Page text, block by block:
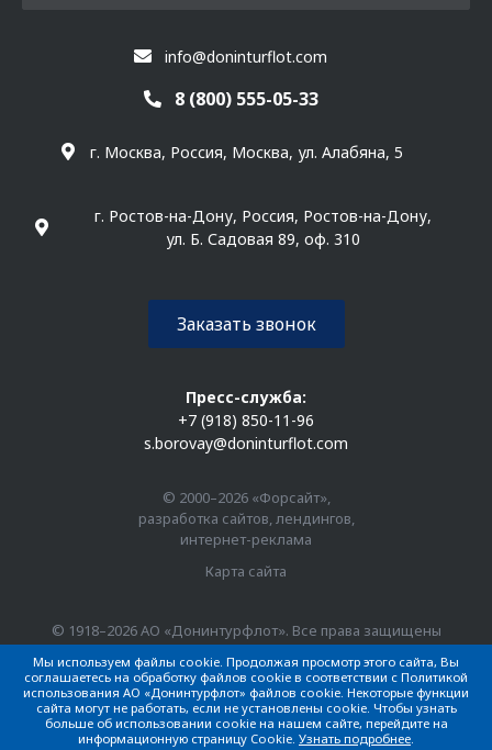
info@doninturflot.com
8 (800) 555-05-33
г. Москва, Россия, Москва, ул. Алабяна, 5
г. Ростов-на-Дону, Россия, Ростов-на-Дону,
ул. Б. Садовая 89, оф. 310
Заказать звонок
Пресс-служба:
+7 (918) 850-11-96
s.borovay@doninturflot.com
© 2000–2026 «Форсайт»,
разработка сайтов, лендингов,
интернет-реклама
Карта сайта
© 1918–2026 АО «Донинтурфлот». Все права защищены
Мы используем файлы cookie. Продолжая просмотр этого сайта, Вы
соглашаетесь на обработку файлов cookie в соответствии с Политикой
использования АО «Донинтурфлот» файлов cookie. Некоторые функции
сайта могут не работать, если не установлены cookie. Чтобы узнать
больше об использовании cookie на нашем сайте, перейдите на
информационную страницу Cookie. Узнать подробнее.